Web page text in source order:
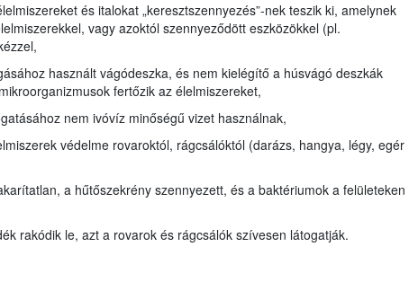
és italokat „keresztszennyezés”-nek teszik ki, amelynek
vagy azoktól szennyeződött eszközökkel (pl.
használt vágódeszka, és nem kielégítő a húsvágó deszkák
fertőzik az élelmiszereket,
nem ivóvíz minőségű vizet használnak,
védelme rovaroktól, rágcsálóktól (darázs, hangya, légy, egér
a hűtőszekrény szennyezett, és a baktériumok a felületeken
rakódik le, azt a rovarok és rágcsálók szívesen látogatják.